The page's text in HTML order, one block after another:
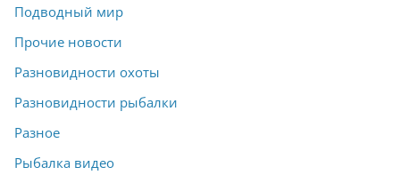
Подводный мир
Прочие новости
Разновидности охоты
Разновидности рыбалки
Разное
Рыбалка видео